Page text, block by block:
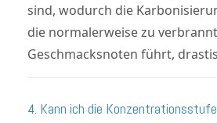
sind, wodurch die
die normalerweise zu
Geschmacksnoten führt,
4. Kann ich die